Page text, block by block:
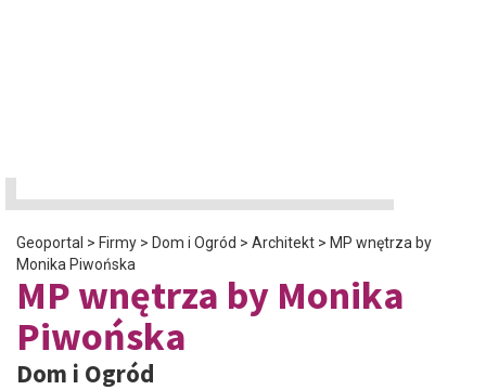
Geoportal > Firmy > Dom i Ogród > Architekt > MP wnętrza by
Monika Piwońska
MP wnętrza by Monika
Piwońska
Dom i Ogród